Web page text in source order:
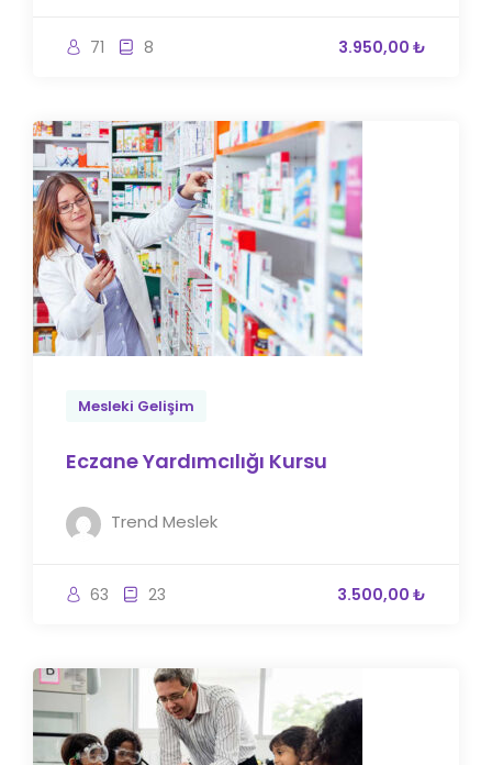
71 8 3.950,00 ₺
Mesleki Gelişim
Eczane Yardımcılığı Kursu
Trend Meslek
63 23 3.500,00 ₺